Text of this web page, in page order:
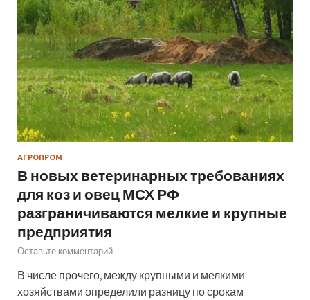
АГРОПРОМ
В новых ветеринарных требованиях
для коз и овец МСХ РФ
разграничиваются мелкие и крупные
предприятия
Оставьте комментарий
В числе прочего, между крупными и мелкими
хозяйствами определили разницу по срокам